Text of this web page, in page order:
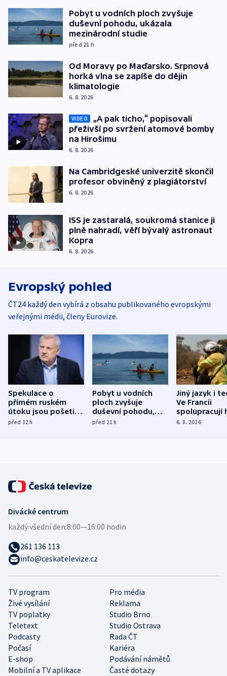
Pobyt u vodních ploch zvyšuje
duševní pohodu, ukázala
mezinárodní studie
před 21 h
Od Moravy po Maďarsko. Srpnová
horká vlna se zapíše do dějin
klimatologie
6. 8. 2026
VIDEO
„A pak ticho,“ popisovali
přeživší po svržení atomové bomby
na Hirošimu
6. 8. 2026
Na Cambridgeské univerzitě skončil
profesor obviněný z plagiátorství
6. 8. 2026
ISS je zastaralá, soukromá stanice ji
plně nahradí, věří bývalý astronaut
Kopra
6. 8. 2026
Evropský pohled
ČT24 každý den vybírá z obsahu publikovaného evropskými
veřejnými médii, členy Eurovize.
Spekulace o
přímém ruském
útoku jsou pošetilé,
míní estonský
před 12h
Pobyt u vodních
ploch zvyšuje
duševní pohodu,
ukázala
před 21h
Jiný jazyk i
Ve Francii
spolupracují
různých zemí
6. 8. 2026
TV program
Pro média
Živé vysílání
Reklama
TV poplatky
Studio Brno
Teletext
Studio Ostrava
Podcasty
Rada ČT
Počasí
Kariéra
E-shop
Podávání námětů
Mobilní a TV aplikace
Časté dotazy
Divácké centrum
každý všední den:8:00—16:00 hodin
261 136 113
info@ceskatelevize.cz